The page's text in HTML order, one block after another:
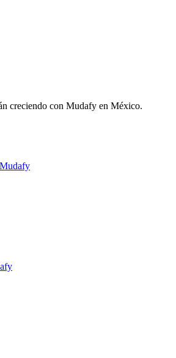
creciendo con Mudafy en México.